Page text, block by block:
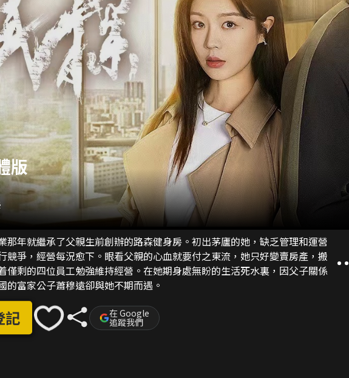
版
那年就繼承了父親生前創辦的路森健身房。初出茅廬的她，缺乏管理和運營
競爭，經營每況愈下。眼看父親的心血就要付之東流，她只好變賣房產，搬
僅剩的四位員工勉強維持經營。在她期身處無盼的生活死水裏，因父子關係
的富家公子蕭穆遠卻與她不期而遇。
記 在 Google
追蹤我們